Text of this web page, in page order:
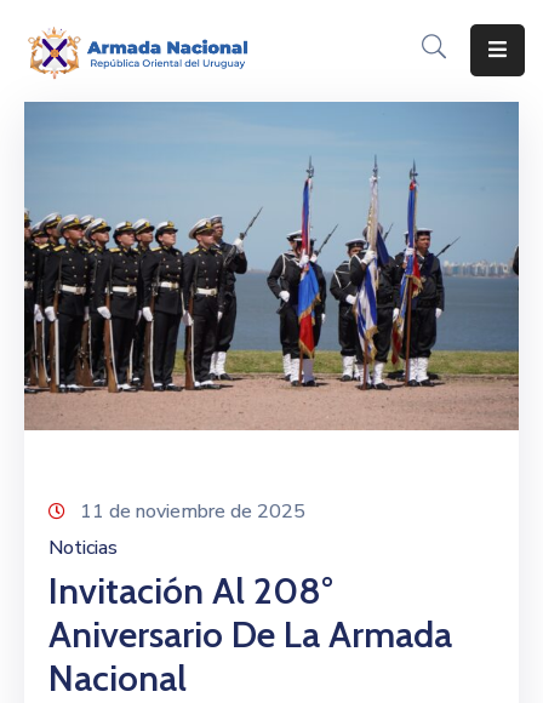
Inicio
Inscripciones
Noticias
Corporativo
Contacto
11 de noviembre de 2025
Noticias
Invitación Al 208°
Aniversario De La Armada
Nacional